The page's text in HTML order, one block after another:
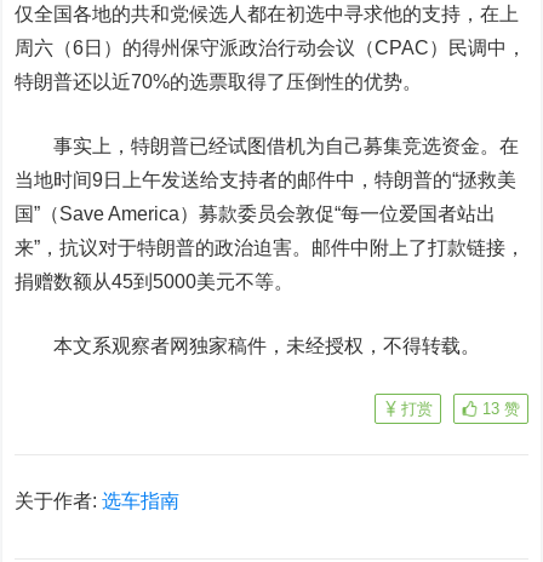
仅全国各地的共和党候选人都在初选中寻求他的支持，在上
周六（6日）的得州保守派政治行动会议（CPAC）民调中，
特朗普还以近70%的选票取得了压倒性的优势。
事实上，特朗普已经试图借机为自己募集竞选资金。在
当地时间9日上午发送给支持者的邮件中，特朗普的“拯救美
国”（Save America）募款委员会敦促“每一位爱国者站出
来”，抗议对于特朗普的政治迫害。邮件中附上了打款链接，
捐赠数额从45到5000美元不等。
本文系观察者网独家稿件，未经授权，不得转载。
13 赞
打赏
关于作者:选车指南